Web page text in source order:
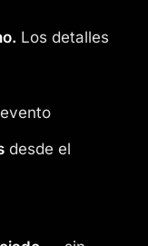
Los detalles
desde el